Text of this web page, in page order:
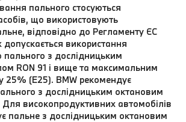
пального стосуються
що використовують
відповідно до Регламенту ЄС
допускається використання
пального з дослідницьким
RON 91 і вище та максимальним
25% (E25). BMW рекомендує
з дослідницьким октановим
високопродуктивних автомобілів
пальне з дослідницьким октановим